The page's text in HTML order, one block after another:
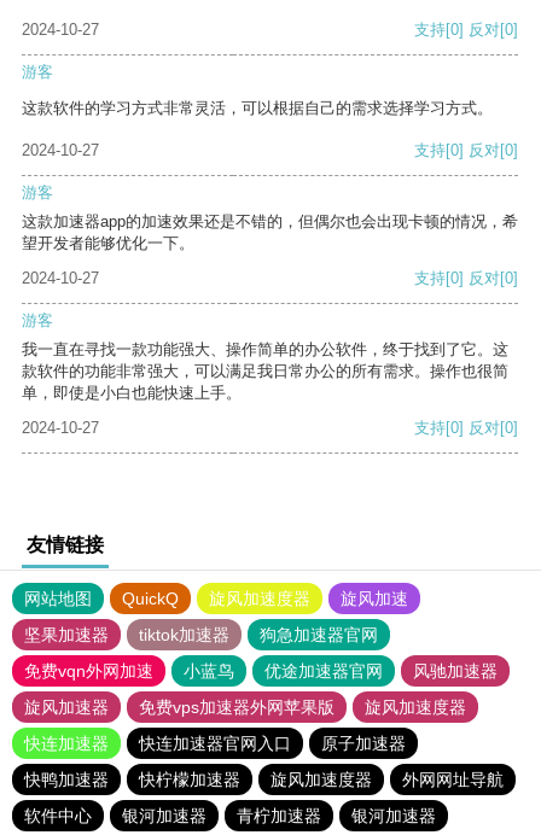
2024-10-27 支持[0] 反对[0]
游客
这款软件的学习方式非常灵活，可以根据自己的需求选择学习方式。
2024-10-27 支持[0] 反对[0]
游客
这款加速器app的加速效果还是不错的，但偶尔也会出现卡顿的情况，希
望开发者能够优化一下。
2024-10-27
支持[0] 反对[0]
游客
我一直在寻找一款功能强大、操作简单的办公软件，终于找到了它。这
款软件的功能非常强大，可以满足我日常办公的所有需求。操作也很简
单，即使是小白也能快速上手。
2024-10-27
支持[0] 反对[0]
友情链接
网站地图 QuickQ 旋风加速度器
旋风加速
坚果加速器
tiktok加速器
狗急加速器官网
免费vqn外网加速
小蓝鸟 优途加速器官网
风驰加速器
旋风加速器
免费vps加速器外网苹果版
旋风加速度器
快连加速器
快连加速器官网入口
原子加速器
快鸭加速器
快柠檬加速器 旋风加速度器
外网网址导航
软件中心
银河加速器 青柠加速器 银河加速器